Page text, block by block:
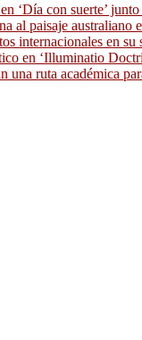
‘Día con suerte’
al paisaje australiano
internacionales en su
en ‘Illuminatio
ruta académica